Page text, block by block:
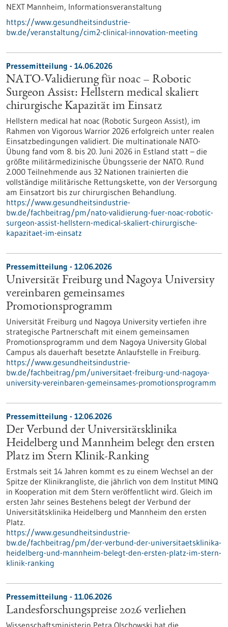
NEXT Mannheim, Informationsveranstaltung
https://www.gesundheitsindustrie-
bw.de/veranstaltung/cim2-clinical-innovation-meeting
Pressemitteilung - 14.06.2026
NATO-Validierung für noac – Robotic
Surgeon Assist: Hellstern medical skaliert
chirurgische Kapazität im Einsatz
Hellstern medical hat noac (Robotic Surgeon Assist), im
Rahmen von Vigorous Warrior 2026 erfolgreich unter realen
Einsatzbedingungen validiert. Die multinationale NATO-
Übung fand vom 8. bis 20. Juni 2026 in Estland statt – die
größte militärmedizinische Übungsserie der NATO. Rund
2.000 Teilnehmende aus 32 Nationen trainierten die
vollständige militärische Rettungskette, von der Versorgung
am Einsatzort bis zur chirurgischen Behandlung.
https://www.gesundheitsindustrie-
bw.de/fachbeitrag/pm/nato-validierung-fuer-noac-robotic-
surgeon-assist-hellstern-medical-skaliert-chirurgische-
kapazitaet-im-einsatz
Pressemitteilung - 12.06.2026
Universität Freiburg und Nagoya University
vereinbaren gemeinsames
Promotionsprogramm
Universität Freiburg und Nagoya University vertiefen ihre
strategische Partnerschaft mit einem gemeinsamen
Promotionsprogramm und dem Nagoya University Global
Campus als dauerhaft besetzte Anlaufstelle in Freiburg.
https://www.gesundheitsindustrie-
bw.de/fachbeitrag/pm/universitaet-freiburg-und-nagoya-
university-vereinbaren-gemeinsames-promotionsprogramm
Pressemitteilung - 12.06.2026
Der Verbund der Universitätsklinika
Heidelberg und Mannheim belegt den ersten
Platz im Stern Klinik-Ranking
Erstmals seit 14 Jahren kommt es zu einem Wechsel an der
Spitze der Klinikrangliste, die jährlich von dem Institut MINQ
in Kooperation mit dem Stern veröffentlicht wird. Gleich im
ersten Jahr seines Bestehens belegt der Verbund der
Universitätsklinika Heidelberg und Mannheim den ersten
Platz.
https://www.gesundheitsindustrie-
bw.de/fachbeitrag/pm/der-verbund-der-universitaetsklinika-
heidelberg-und-mannheim-belegt-den-ersten-platz-im-stern-
klinik-ranking
Pressemitteilung - 11.06.2026
Landesforschungspreise 2026 verliehen
Wissenschaftsministerin Petra Olschowski hat die